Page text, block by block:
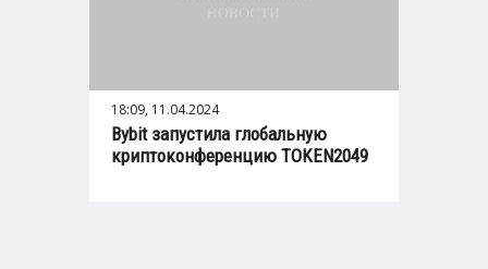
18:09, 11.04.2024
Bybit запустила глобальную
криптоконференцию TOKEN2049